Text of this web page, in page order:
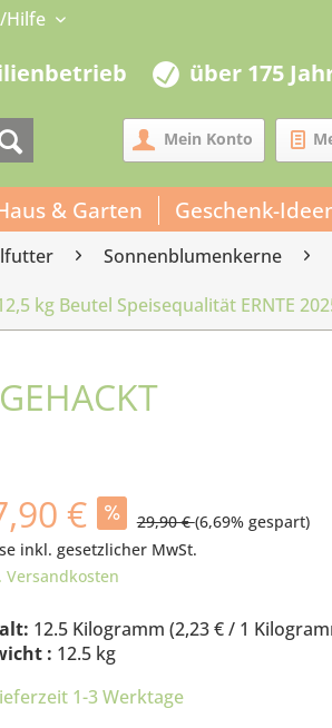
Hilfe
über 175
Mein Konto
& Garten Geschenk-
Sonnenblumenkerne
kg Beutel Speisequalität ERNTE
€
29,90 €(6,69% gespart)
inkl. gesetzlicher MwSt.
Versandkosten
12.5 Kilogramm (2,23 €/ 1
: 12.5 kg
1-3 Werktage